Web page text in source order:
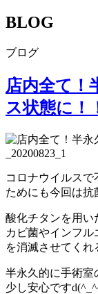
BLOG
ブログ
店内全て！
ス状態に！
コロナウイルス
ためにも今回は抗
酸化チタンを用い
カビ菌やインフ
を消滅させてくれ
半永久的に手術室
少し安心です